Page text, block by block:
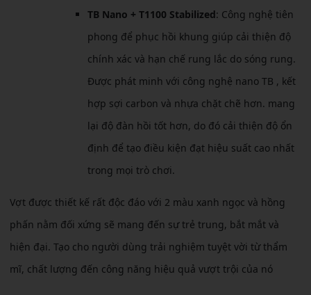
TB Nano + T1100 Stabilized: Công nghệ tiên
phong để phục hồi khung giúp cải thiện độ
chính xác và hạn chế rung lắc do sóng rung.
Được phát minh với công nghệ nano TB , kết
hợp sợi carbon và nhựa chặt chẽ hơn. mang
lại độ đàn hồi tốt hơn, do đó cải thiện độ ổn
định để tạo điều kiện đạt hiệu suất cao nhất
trong mọi trò chơi.
Vợt được thiết kế rất độc đáo với 2 màu xanh ngọc và hồng
phấn nằm đối xứng sẽ mang đến sự trẻ trung, bắt mắt và
hiện đại. Tạo cho người dùng trải nghiệm tuyệt vời từ thẩm
mĩ, chất lượng đến công năng hiệu quả vượt trội của nó